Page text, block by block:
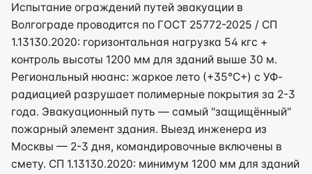
Испытание ограждений путей эвакуации в
Волгограде проводится по ГОСТ 25772-2025 / СП
1.13130.2020: горизонтальная нагрузка 54 кгс +
контроль высоты 1200 мм для зданий выше 30 м.
Региональный нюанс: жаркое лето (+35°C+) с УФ-
радиацией разрушает полимерные покрытия за 2-3
года. Эвакуационный путь — самый "защищённый"
пожарный элемент здания. Выезд инженера из
Москвы — 2-3 дня, командировочные включены в
смету. СП 1.13130.2020: минимум 1200 мм для зданий